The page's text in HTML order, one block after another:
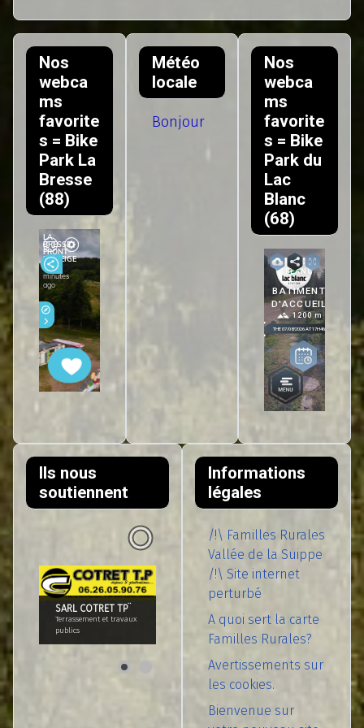
Nos
webca
ms
favorite
s = Bike
Park La
Bresse
(88)
Météo
locale
Bonjour
Nos
webca
ms
favorite
s = Bike
Park du
Lac
Blanc
(68)
Ils nous
soutiennent
Informations
légales
/!\ Familles Rurales
Vallée de la Suippe
/!\ Site internet
perturbé
A quoi sert la carte
Familles Rurales?
Avertissements sur
les cookies.
Bienvenue sur